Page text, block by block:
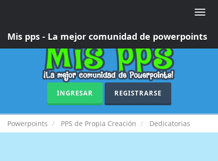
Toggle
Mis pps - La mejor comunidad de powerpoints
INGRESAR REGISTRARSE
Powerpoints PPS de Propia Creación Dedicatorias